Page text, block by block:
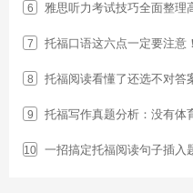
6 雅思听力考试技巧全面整理
7 托福口语这六点一定要注意！
8 托福阅读看懂了还选不对答
9 托福写作真题分析：没有体
10 一招搞定托福阅读句子插入